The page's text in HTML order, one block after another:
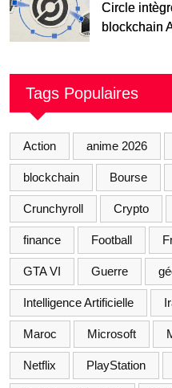
Circle
blockchain
Tags Populaires
Action anime 2026
blockchain Bourse
Crunchyroll Crypto
finance Football
GTA VI Guerre
Intelligence Artificielle
Maroc Microsoft
Netflix PlayStation